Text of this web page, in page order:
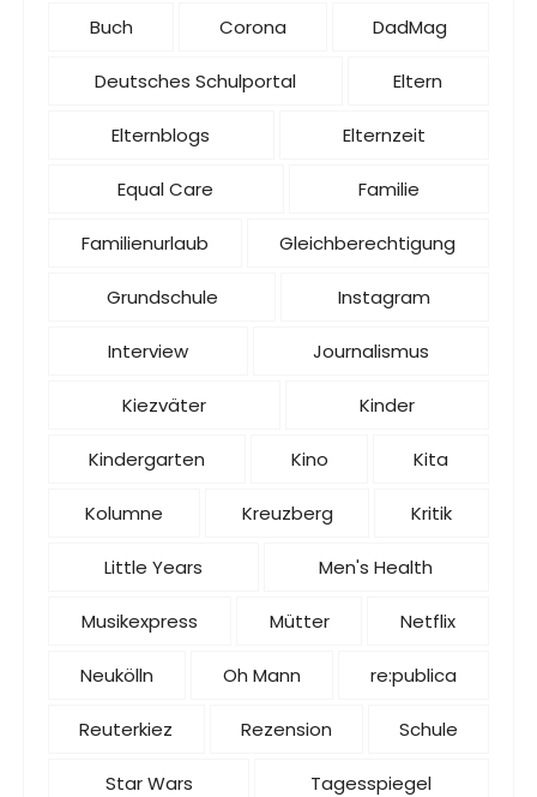
Buch Corona DadMag
Deutsches Schulportal Eltern
Elternblogs Elternzeit
Equal Care Familie
Familienurlaub Gleichberechtigung
Grundschule Instagram
Interview Journalismus
Kiezväter Kinder
Kindergarten Kino Kita
Kolumne Kreuzberg Kritik
Little Years Men's Health
Musikexpress Mütter Netflix
Neukölln Oh Mann re:publica
Reuterkiez Rezension Schule
Star Wars Tagesspiegel